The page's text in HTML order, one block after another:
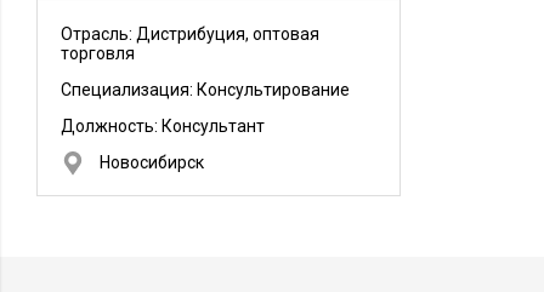
Отрасль: Дистрибуция, оптовая
торговля
Специализация: Консультирование
Должность: Консультант
Новосибирск